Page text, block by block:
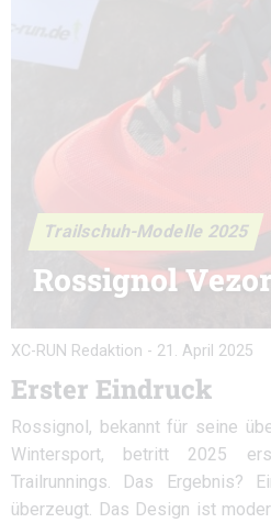
Trailschuh-Modelle 2025
Rossignol Vezor
XC-RUN Redaktion - 21. April 2025
Erster Eindruck
Rossignol, bekannt für seine
Wintersport, betritt 2025
Trailrunnings. Das Ergebnis?
überzeugt. Das Design ist